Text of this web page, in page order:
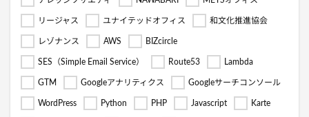
リージャス ユナイテッドオフィス 和文化推進協会
レゾナンス AWS BIZcircle
SES（Simple Email Service） Route53 Lambda
GTM Googleアナリティクス Googleサーチコンソール
WordPress Python PHP Javascript Karte